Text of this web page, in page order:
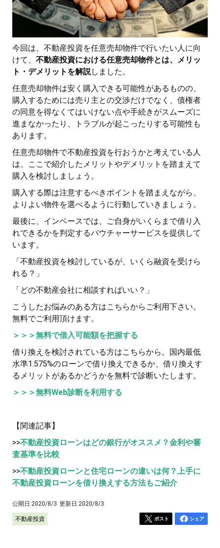
今回は、不動産投資を任意売却物件で行いたい人に向
けて、 不動産投資における任意売却物件とは、メリッ
ト・デメリットを解説しました。
任意売却物件は安く購入できる可能性があるものの、
購入するためには売り主との交渉だけでなく、債権者
の同意を得なくてはいけない点や手続きがスムーズに
進まなかったり、トラブルが起こったりする可能性も
あります。
任意売却物件で不動産投資を行おうかと考えている人
は、ここで紹介したメリットやデメリットを踏まえて
購入を検討しましょう。
購入する際は注意するべきポイントを踏まえながら、
よりよい物件を選べるように行動していきましょう。
最後に、インベースでは、ご自身がいくらまで借り入
れできるかを判定するバウチャーサービスを提供して
います。
「不動産投資を検討しているが、いくら融資を受けら
れる？」
「どの不動産会社に相談すればいい？」
こうしたお悩みのある方はこちらからご利用下さい。
無料でご利用頂けます。
＞＞＞無料で借入可能額を把握する
借り換えを検討されている方はこちらから。国内最低
水準1.575%のローンで借り換えできるか、借り換えす
るメリットがあるかどうかを無料で診断いたします。
＞＞＞無料Web診断を利用する
【関連記事】
>>不動産投資ローンはどの銀行がオススメ？金利や審
査基準を比較
>>不動産投資ローンと住宅ローンの違いは何？上手に
不動産投資ローンを借り換えする方法もご紹介
公開日:2020/8/3 更新日:2020/8/3
不動産投資 ポスト シェア